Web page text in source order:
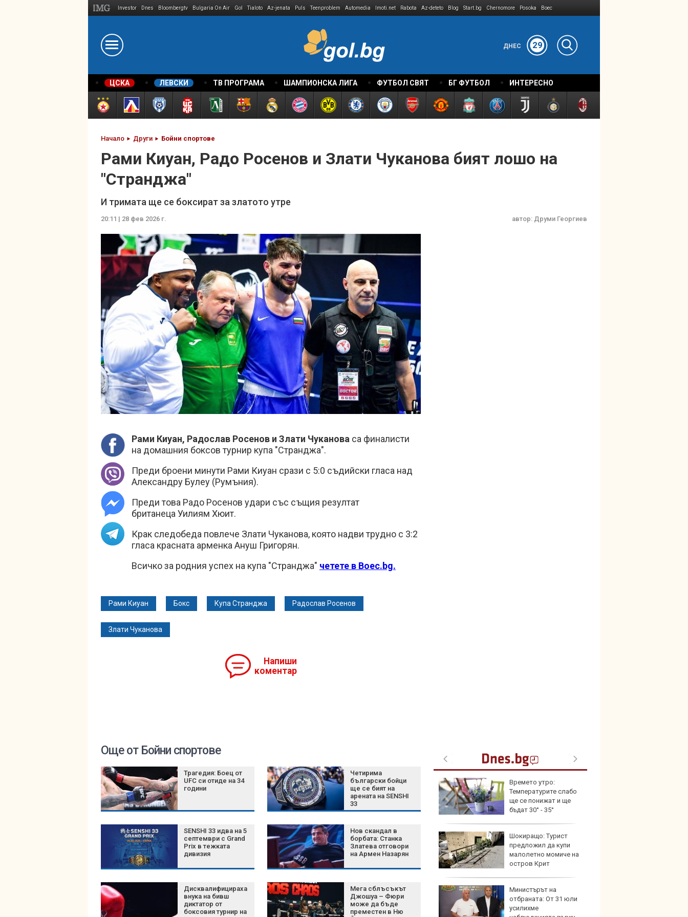
Investor Dnes Bloombergtv Bulgaria On Air Gol Tialoto Az-jenata Puls Teenproblem Automedia Imoti.net Rabota Az-deteto Blog Start.bg Chernomore Posoka Boec
ДНЕС 29
ЦСКА ЛЕВСКИ ТВ ПРОГРАМА ШАМПИОНСКА ЛИГА ФУТБОЛ СВЯТ БГ ФУТБОЛ ИНТЕРЕСНО
Начало Други Бойни спортове
Рами Киуан, Радо Росенов и Злати Чуканова бият лошо на
"Странджа"
И тримата ще се боксират за златото утре
20:11 | 28 фев 2026 г. автор: Друми Георгиев
Рами Киуан, Радослав Росенов и Злати Чуканова са финалисти
на домашния боксов турнир купа "Странджа".
Преди броени минути Рами Киуан срази с 5:0 съдийски гласа над
Александру Булеу (Румъния).
Преди това Радо Росенов удари със същия резултат
британеца Уилиям Хюит.
Крак следобеда повлече Злати Чуканова, която надви трудно с 3:2
гласа красната арменка Ануш Григорян.
Всичко за родния успех на купа "Странджа" четете в Boec.bg.
Рами Киуан Бокс Купа Странджа Радослав Росенов
Злати Чуканова
Напиши
коментар
Още от Бойни спортове
Трагедия: Боец от
UFC си отиде на 34
години
Четирима
български бойци
ще се бият на
арената на SENSHI
33
SENSHI 33 идва на 5
септември с Grand
Prix в тежката
дивизия
Нов скандал в
борбата: Станка
Златева отговори
на Армен Назарян
Дисквалифицираха
внука на бивш
диктатор от
боксовия турнир на
Мега сблъсъкът
Джошуа – Фюри
може да бъде
преместен в Ню
Ален - "ловецът на
педофили": "Заловили
сме 200, осъдените се
броят на пръстите"
Топката от "Ръката на
Бога" на Марадона
отива на търг за
Тежка катастрофа с
четири коли и трима
пострадали затвори
Времето утро:
Температурите слабо
ще се понижат и ще
бъдат 30° - 35°
Шокиращо: Турист
предложил да купи
малолетно момиче на
остров Крит
Министърът на
отбраната: От 31 юли
усилихме